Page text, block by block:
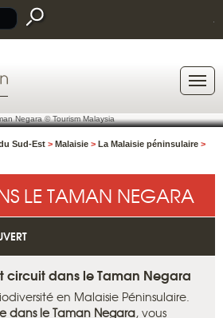
Sud-Est > Malaisie > La Malaisie péninsulaire >
LE TAMAN NEGARA
circuit dans le Taman Negara
en Malaisie Péninsulaire.
dans le Taman Negara, vous